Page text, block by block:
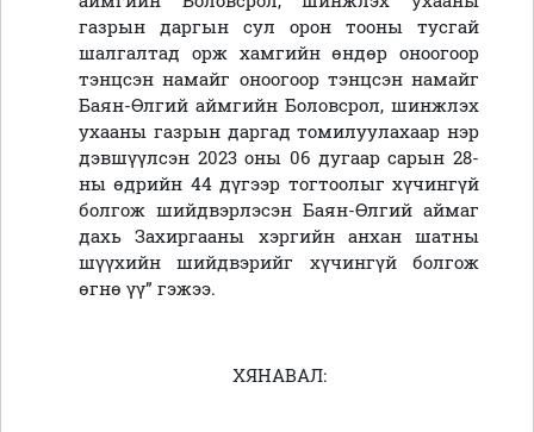
газрын даргын сул орон тооны тусгай
шалгалтад орж хамгийн өндөр оноогоор
тэнцсэн намайг оноогоор тэнцсэн намайг
Баян-Өлгий аймгийн Боловсрол, шинжлэх
ухааны газрын даргад томилуулахаар нэр
дэвшүүлсэн 2023 оны 06 дугаар сарын 28-
ны өдрийн 44 дүгээр тогтоолыг хүчингүй
болгож шийдвэрлэсэн Баян-Өлгий аймаг
дахь Захиргааны хэргийн анхан шатны
шүүхийн шийдвэрийг хүчингүй болгож
өгнө үү” гэжээ.
ХЯНАВАЛ: